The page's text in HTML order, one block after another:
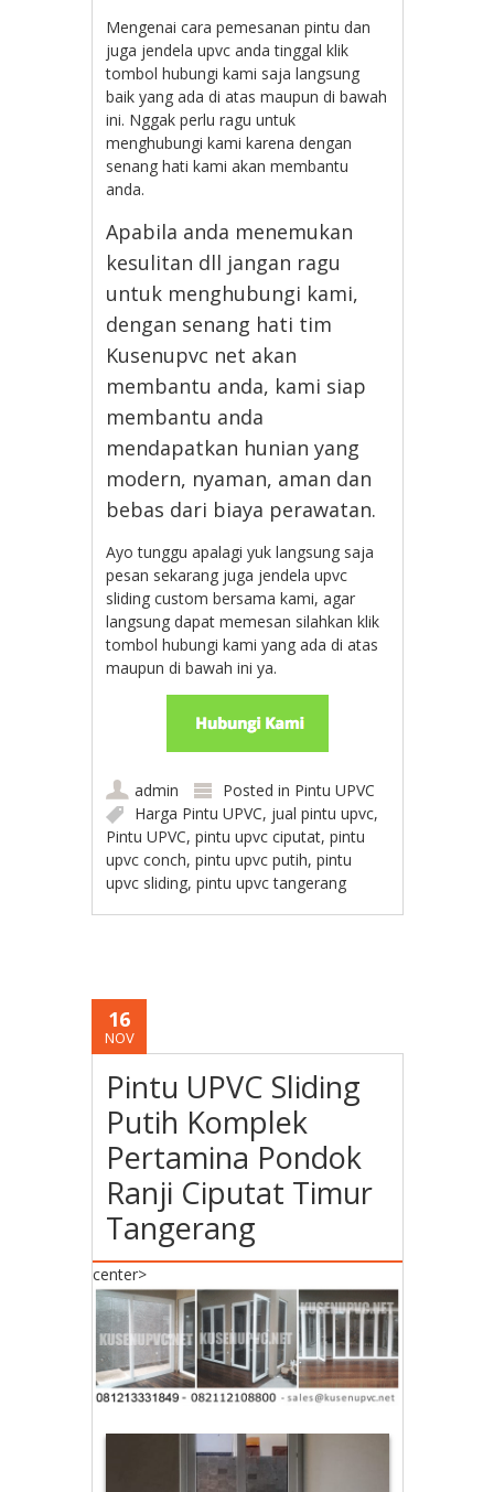
Mengenai cara pemesanan pintu dan
juga jendela upvc anda tinggal klik
tombol hubungi kami saja langsung
baik yang ada di atas maupun di bawah
ini. Nggak perlu ragu untuk
menghubungi kami karena dengan
senang hati kami akan membantu
anda.
Apabila anda menemukan
kesulitan dll jangan ragu
untuk menghubungi kami,
dengan senang hati tim
Kusenupvc net akan
membantu anda, kami siap
membantu anda
mendapatkan hunian yang
modern, nyaman, aman dan
bebas dari biaya perawatan.
Ayo tunggu apalagi yuk langsung saja
pesan sekarang juga jendela upvc
sliding custom bersama kami, agar
langsung dapat memesan silahkan klik
tombol hubungi kami yang ada di atas
maupun di bawah ini ya.
admin Posted in Pintu UPVC
Harga Pintu UPVC, jual pintu upvc,
Pintu UPVC,pintu upvc ciputat,pintu
upvc conch,pintu upvc putih,pintu
upvc sliding,pintu upvc tangerang
16
NOV
Pintu UPVC Sliding
Putih Komplek
Pertamina Pondok
Ranji Ciputat Timur
Tangerang
center>